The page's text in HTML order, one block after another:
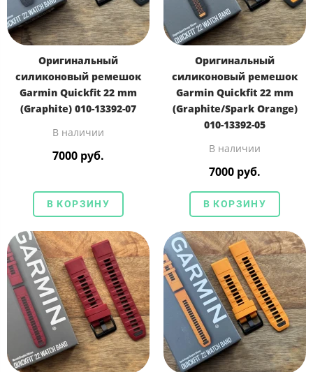
Оригинальный
силиконовый ремешок
Garmin Quickfit 22 mm
(Graphite) 010-13392-07
В наличии
7000 руб.
В КОРЗИНУ
Оригинальный
силиконовый ремешок
Garmin Quickfit 22 mm
(Graphite/Spark Orange)
010-13392-05
В наличии
7000 руб.
В КОРЗИНУ